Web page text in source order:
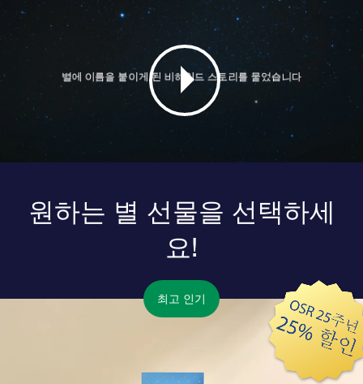
원하는 별 선물을 선택하세
요!
최고 인기